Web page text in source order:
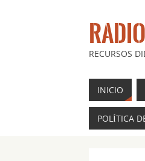
RECURSOS
INICIO
POLÍTICA